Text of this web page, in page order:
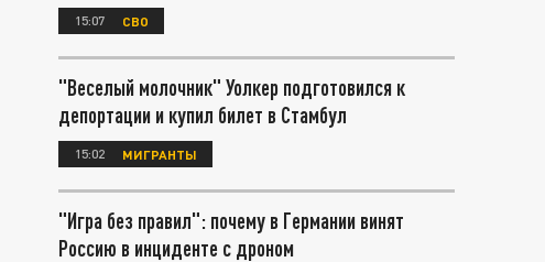
15:07 СВО
"Веселый молочник" Уолкер подготовился к
депортации и купил билет в Стамбул
15:02 МИГРАНТЫ
"Игра без правил": почему в Германии винят
Россию в инциденте с дроном